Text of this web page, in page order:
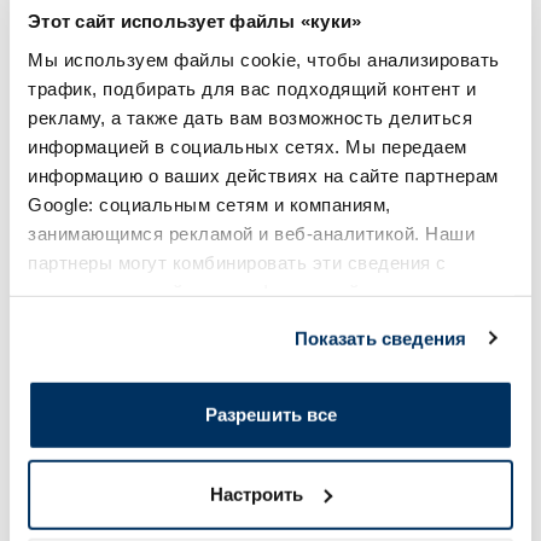
Этот сайт использует файлы «куки»
Мы используем файлы cookie, чтобы анализировать
трафик, подбирать для вас подходящий контент и
рекламу, а также дать вам возможность делиться
информацией в социальных сетях. Мы передаем
информацию о ваших действиях на сайте партнерам
Google: социальным сетям и компаниям,
занимающимся рекламой и веб-аналитикой. Наши
партнеры могут комбинировать эти сведения с
Показать сведения
Разрешить все
Настроить
Популярные в категории
-45%
Пищевая добавка
DIAS Forte Collagen коллаген, 30
шт.
30.24 € 54.99 €
-30%
Пищевая добавка
Currant порошок,
19.59 € 27.99 €